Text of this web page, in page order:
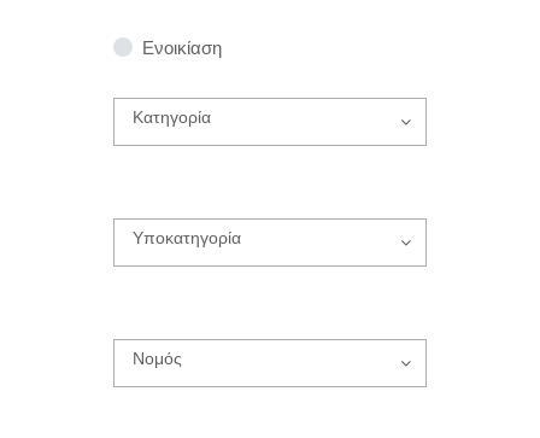
Ενοικίαση
Κατηγορία
Υποκατηγορία
Νομός